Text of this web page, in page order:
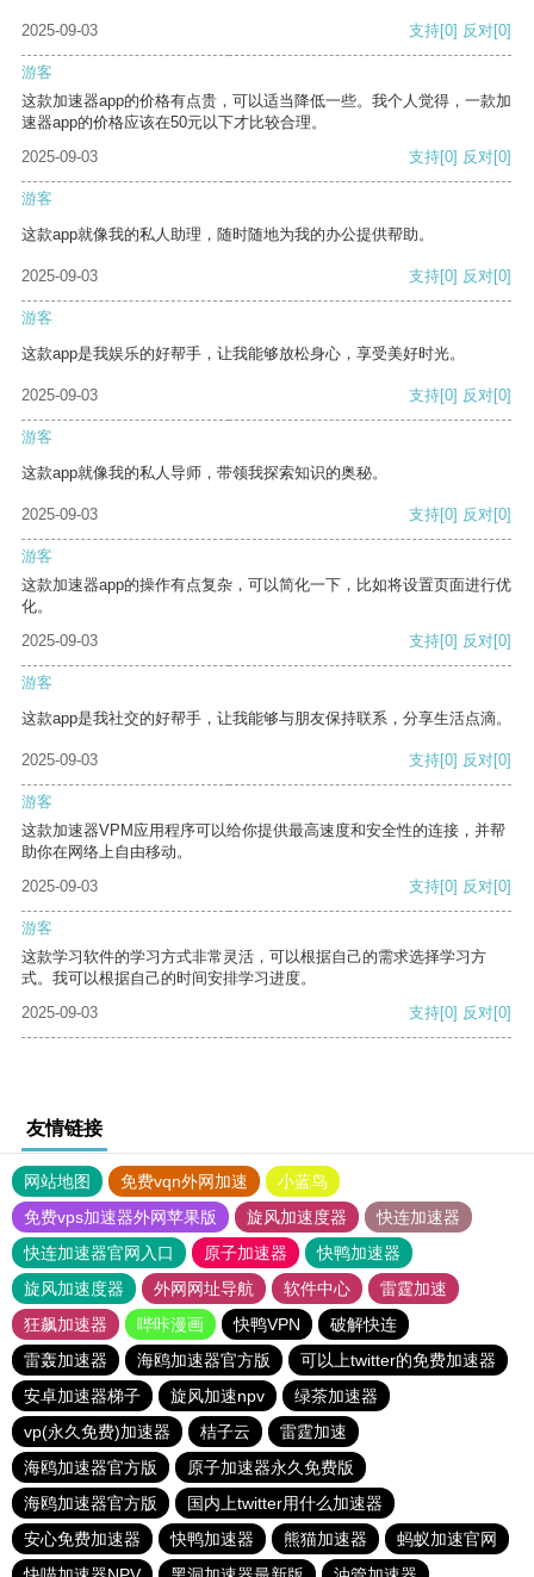
2025-09-03 支持[0] 反对[0]
游客
这款加速器app的价格有点贵，可以适当降低一些。我个人觉得，一款加
速器app的价格应该在50元以下才比较合理。
2025-09-03
支持[0] 反对[0]
游客
这款app就像我的私人助理，随时随地为我的办公提供帮助。
2025-09-03 支持[0] 反对[0]
游客
这款app是我娱乐的好帮手，让我能够放松身心，享受美好时光。
2025-09-03 支持[0] 反对[0]
游客
这款app就像我的私人导师，带领我探索知识的奥秘。
2025-09-03 支持[0] 反对[0]
游客
这款加速器app的操作有点复杂，可以简化一下，比如将设置页面进行优
化。
2025-09-03
支持[0] 反对[0]
游客
这款app是我社交的好帮手，让我能够与朋友保持联系，分享生活点滴。
2025-09-03 支持[0] 反对[0]
游客
这款加速器VPM应用程序可以给你提供最高速度和安全性的连接，并帮
助你在网络上自由移动。
2025-09-03
支持[0] 反对[0]
游客
这款学习软件的学习方式非常灵活，可以根据自己的需求选择学习方
式。我可以根据自己的时间安排学习进度。
2025-09-03
支持[0] 反对[0]
友情链接
网站地图 免费vqn外网加速
小蓝鸟
免费vps加速器外网苹果版
旋风加速度器
快连加速器
快连加速器官网入口
原子加速器
快鸭加速器
旋风加速度器
外网网址导航 软件中心
雷霆加速
狂飙加速器
哔咔漫画 快鸭VPN
破解快连
雷轰加速器
海鸥加速器官方版
可以上twitter的免费加速器
安卓加速器梯子
旋风加速npv
绿茶加速器
vp(永久免费)加速器
桔子云
雷霆加速
海鸥加速器官方版
原子加速器永久免费版
海鸥加速器官方版
国内上twitter用什么加速器
安心免费加速器
快鸭加速器 熊猫加速器
蚂蚁加速官网